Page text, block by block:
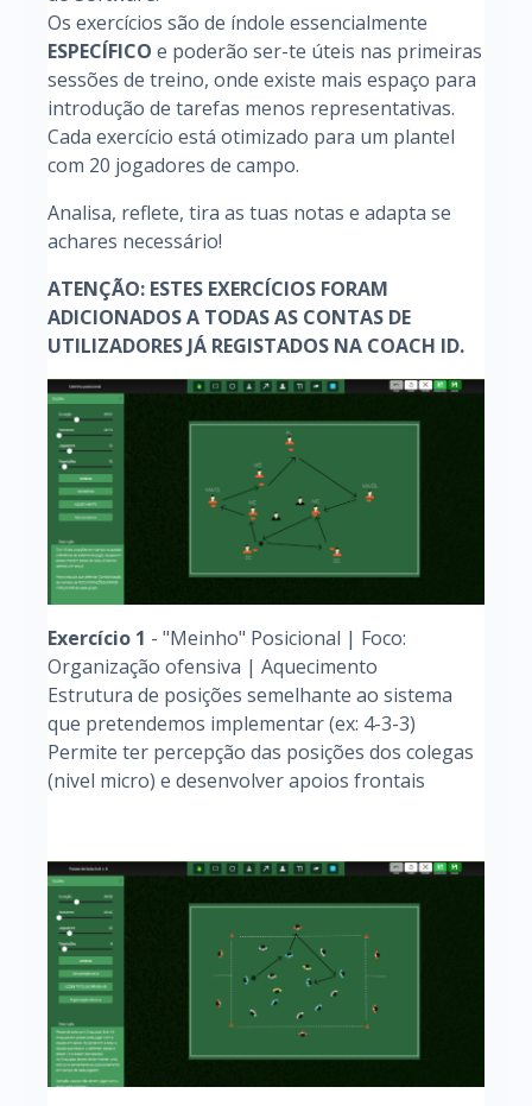
Os exercícios são de índole essencialmente
ESPECÍFICO e poderão ser-te úteis nas primeiras
sessões de treino, onde existe mais espaço para
introdução de tarefas menos representativas.
Cada exercício está otimizado para um plantel
com 20 jogadores de campo.
Analisa, reflete, tira as tuas notas e adapta se
achares necessário!
ATENÇÃO: ESTES EXERCÍCIOS FORAM
ADICIONADOS A TODAS AS CONTAS DE
UTILIZADORES JÁ REGISTADOS NA COACH ID.
Exercício 1 - "Meinho" Posicional | Foco:
Organização ofensiva | Aquecimento
Estrutura de posições semelhante ao sistema
que pretendemos implementar (ex: 4-3-3)
Permite ter percepção das posições dos colegas
(nivel micro) e desenvolver apoios frontais